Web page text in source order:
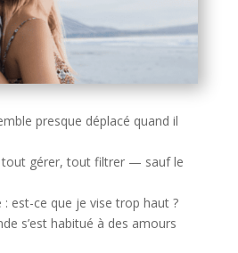
presque déplacé quand il
tout gérer, tout filtrer — sauf le
est-ce que je vise trop haut ?
s’est habitué à des amours